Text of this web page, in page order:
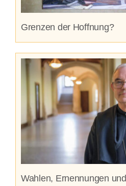
Grenzen der Hoffnung?
Wahlen, Ernennungen